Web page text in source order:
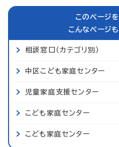
このページ
こんなページ
相談窓口（カテゴリ別）
中区こども家庭センター
児童家庭支援センター
こども家庭センター
こども家庭センター